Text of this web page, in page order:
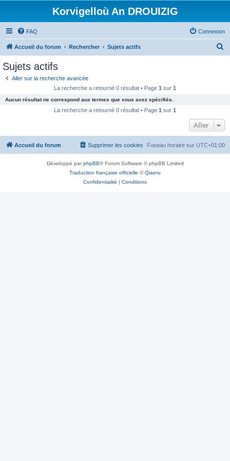
Korvigelloù An DROUIZIG
FAQ Connexion
Accueil du forum Rechercher Sujets actifs
c
e
Sujets actifs
Aller sur la recherche avancée
La recherche a retourné 0 résultat • Page 1 sur 1
Aucun résultat ne correspond aux termes que vous avez spécifiés.
La recherche a retourné 0 résultat • Page 1 sur 1
Aller
Accueil du forum Fuseau horaire sur UTC+01:00
Supprimer les cookies
Développé parphpBB® Forum Software © phpBB Limited
Traduction française officielle ©Qiaeru
Confidentialité | Conditions